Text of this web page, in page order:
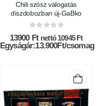
Chili szósz válogatás
díszdobozban új-GaBko
0az 5-ből
13900 Ft nettó10945 Ft
Egyságár:13.900Ft/csomag